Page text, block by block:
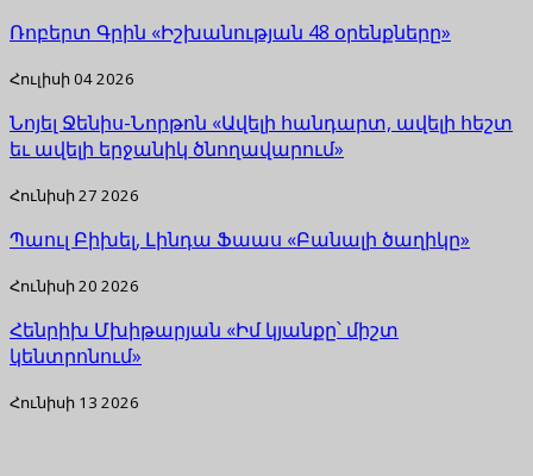
Ռոբերտ Գրին «Իշխանության 48 օրենքները»
Հուլիսի 04 2026
Նոյել Ջենիս-Նորթոն «Ավելի հանդարտ, ավելի հեշտ
եւ ավելի երջանիկ ծնողավարում»
Հունիսի 27 2026
Պաուլ Բիխել, Լինդա Ֆաաս «Բանալի ծաղիկը»
Հունիսի 20 2026
Հենրիխ Մխիթարյան «Իմ կյանքը՝ միշտ
կենտրոնում»
Հունիսի 13 2026